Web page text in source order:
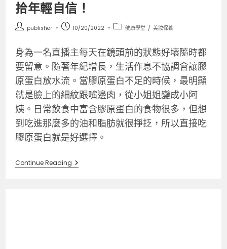
拾年輕自信！
publisher 10/20/2022 健康學堂 / 美妝保養
身為一名直播主每天在鏡頭前的狀態好壞隨時都
要留意。隨著年紀增長，生活作息不協調會讓膠
原蛋白放水流。當膠原蛋白不足的時候，最明顯
就是臉上的細紋跟嘴邊肉，從小姐姐變成小阿
姨。日常飲食中富含膠原蛋白的食物很多，但想
到吃進那麼多的油和脂肪就很掙抸，所以直接吃
膠原蛋白就是好選擇。
Continue Reading